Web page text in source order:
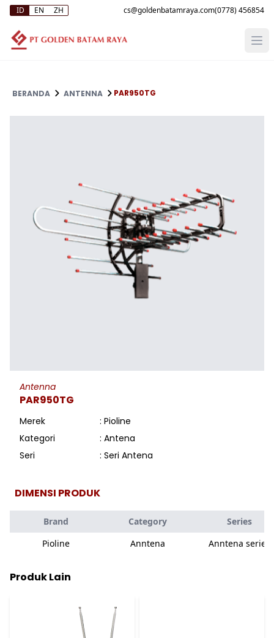
ID EN ZH (0778) 456854
BERANDA ANTENNA PAR950TG
Antenna
PAR950TG
Merek
: Pioline
Kategori
: Antena
Seri
: Seri Antena
DIMENSI PRODUK
Brand Category
Series
Pioline
Anntena Anntena series
Produk Lain